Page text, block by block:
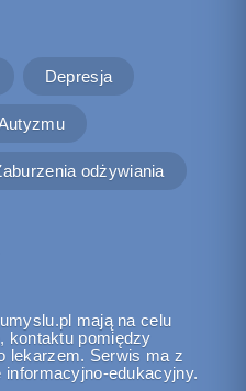
Depresja
odżywiania
mają na celu
kontaktu pomiędzy
lekarzem. Serwis ma z
informacyjno-edukacyjny.